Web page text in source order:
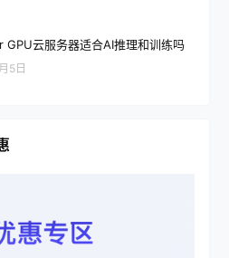
GPU云服务器适合AI推理和训练吗
5日